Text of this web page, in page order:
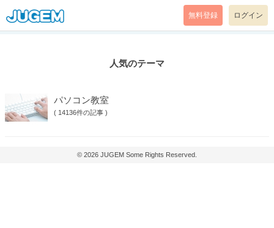
無料登録 ログイン
人気のテーマ
パソコン教室
( 14136件の記事 )
© 2026 JUGEM Some Rights Reserved.